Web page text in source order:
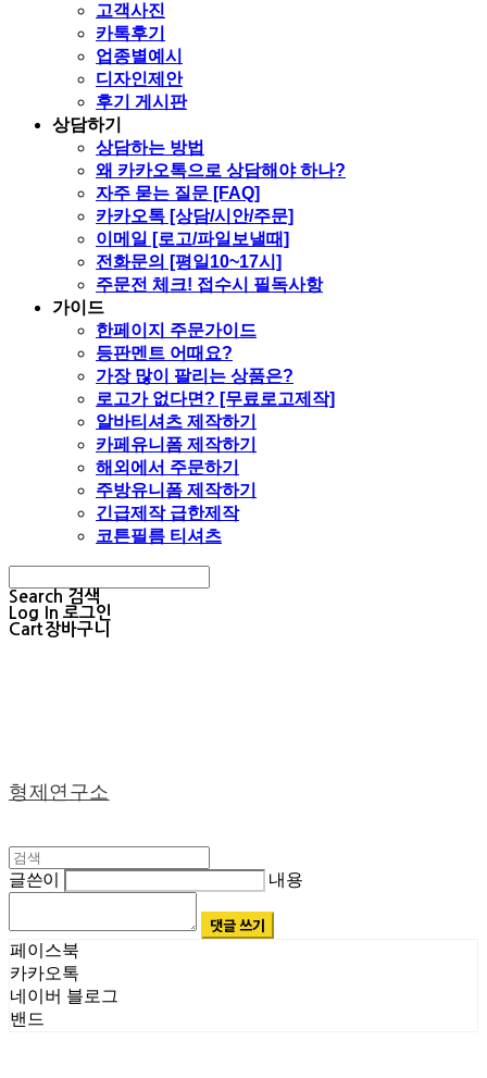
고객사진
카톡후기
업종별예시
디자인제안
후기 게시판
상담하기
상담하는 방법
왜 카카오톡으로 상담해야 하나?
자주 묻는 질문 [FAQ]
카카오톡 [상담/시안/주문]
이메일 [로고/파일보낼때]
전화문의 [평일10~17시]
주문전 체크! 접수시 필독사항
가이드
한페이지 주문가이드
등판멘트 어때요?
가장 많이 팔리는 상품은?
로고가 없다면? [무료로고제작]
알바티셔츠 제작하기
카페유니폼 제작하기
해외에서 주문하기
주방유니폼 제작하기
긴급제작 급한제작
코튼필름 티셔츠
Search 검색
Log In 로그인
Cart장바구니
형제연구소
글쓴이 내용
댓글 쓰기
페이스북
카카오톡
네이버 블로그
밴드